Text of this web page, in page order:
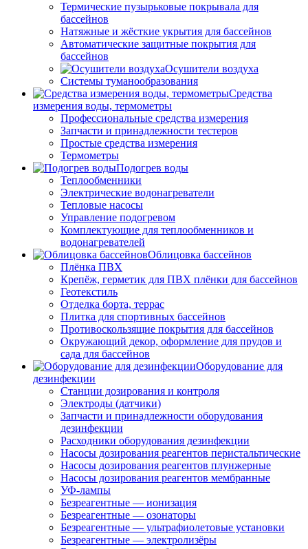
Термические пузырьковые покрывала для
бассейнов
Натяжные и жёсткие укрытия для бассейнов
Автоматические защитные покрытия для
бассейнов
Осушители воздуха
Системы туманообразования
Средства
измерения воды, термометры
Профессиональные средства измерения
Запчасти и принадлежности тестеров
Простые средства измерения
Термометры
Подогрев воды
Теплообменники
Электрические водонагреватели
Тепловые насосы
Управление подогревом
Комплектующие для теплообменников и
водонагревателей
Облицовка бассейнов
Плёнка ПВХ
Крепёж, герметик для ПВХ плёнки для бассейнов
Геотекстиль
Отделка борта, террас
Плитка для спортивных бассейнов
Противоскользящие покрытия для бассейнов
Окружающий декор, оформление для прудов и
сада для бассейнов
Оборудование для
дезинфекции
Станции дозирования и контроля
Электроды (датчики)
Запчасти и принадлежности оборудования
дезинфекции
Расходники оборудования дезинфекции
Насосы дозирования реагентов перистальтические
Насосы дозирования реагентов плунжерные
Насосы дозирования реагентов мембранные
УФ-лампы
Безреагентные — ионизация
Безреагентные — озонаторы
Безреагентные — ультрафиолетовые установки
Безреагентные — электролизёры